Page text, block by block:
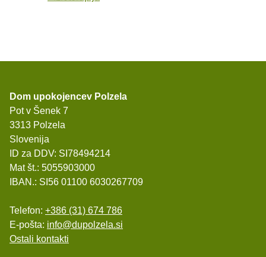
Dom upokojencev Polzela
Pot v Šenek 7
3313 Polzela
Slovenija
ID za DDV: SI78494214
Mat št.: 5055903000
IBAN.: SI56 01100 6030267709
Telefon: +386 (31) 674 786
E-pošta: info@dupolzela.si
Ostali kontakti